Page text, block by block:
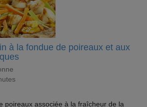
à la fondue de poireaux et aux
poireaux associée à la fraîcheur de la